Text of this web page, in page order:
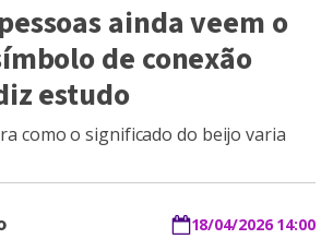
ainda veem o
de conexão
estudo
como o significado do beijo varia
18/04/2026 14:00